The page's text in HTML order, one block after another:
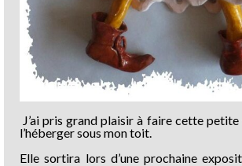
J’ai pris grand plaisir à faire cette
l’héberger sous mon toit.
Elle sortira lors d’une prochaine